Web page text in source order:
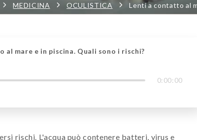
MEDICINA OCULISTICA Lenti a contatto al
al mare e in piscina. Quali sono i rischi?
0:00:00
rischi. L'acqua può contenere batteri, virus e